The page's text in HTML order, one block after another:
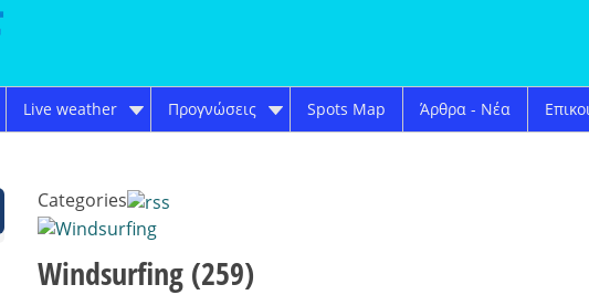
Live weather Προγνώσεις Spots Map Άρθρα - Νέα
Categories
Windsurfing (259)